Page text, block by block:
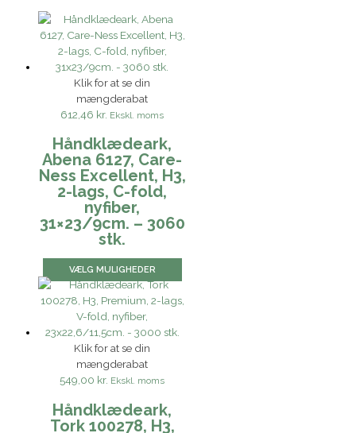
Klik for at se din
mængderabat
612,46 kr. Ekskl. moms
Håndklædeark,
Abena 6127, Care-
Ness Excellent, H3,
2-lags, C-fold,
nyfiber,
31×23/9cm. – 3060
stk.
VÆLG MULIGHEDER
Klik for at se din
mængderabat
549,00 kr. Ekskl. moms
Håndklædeark,
Tork 100278, H3,